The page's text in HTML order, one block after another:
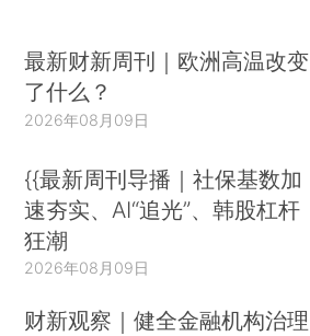
最新财新周刊｜欧洲高温改变
了什么？
2026年08月09日
{{最新周刊导播｜社保基数加
速夯实、AI“追光”、韩股杠杆
狂潮
2026年08月09日
财新观察｜健全金融机构治理